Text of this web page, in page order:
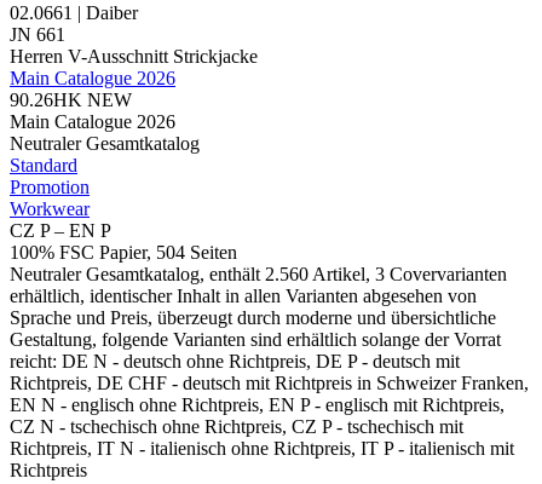
02.0661 | Daiber
JN 661
Herren V-Ausschnitt Strickjacke
Main Catalogue 2026
90.26HK NEW
Main Catalogue 2026
Neutraler Gesamtkatalog
Standard
Promotion
Workwear
CZ P – EN P
100% FSC Papier, 504 Seiten
Neutraler Gesamtkatalog, enthält 2.560 Artikel, 3 Covervarianten
erhältlich, identischer Inhalt in allen Varianten abgesehen von
Sprache und Preis, überzeugt durch moderne und übersichtliche
Gestaltung, folgende Varianten sind erhältlich solange der Vorrat
reicht: DE N - deutsch ohne Richtpreis, DE P - deutsch mit
Richtpreis, DE CHF - deutsch mit Richtpreis in Schweizer Franken,
EN N - englisch ohne Richtpreis, EN P - englisch mit Richtpreis,
CZ N - tschechisch ohne Richtpreis, CZ P - tschechisch mit
Richtpreis, IT N - italienisch ohne Richtpreis, IT P - italienisch mit
Richtpreis